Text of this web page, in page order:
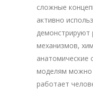
сложные
активно
демонстрируют
механизмов,
анатомические
моделям можно
работает